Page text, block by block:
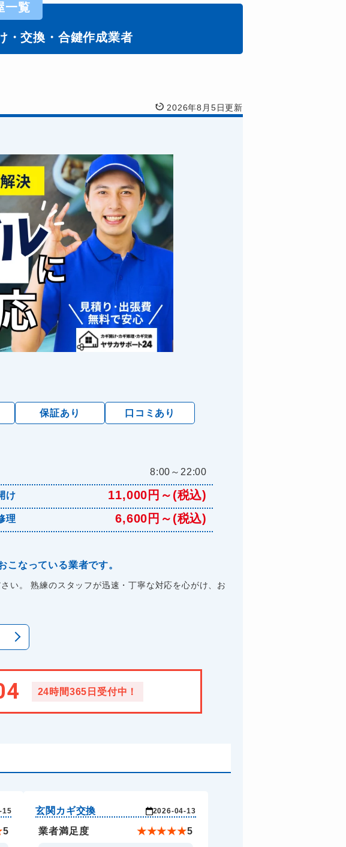
一覧
・交換・合鍵作成業者
2026年8月5日更新
保証あり 口コミあり
8:00～22:00
け 11,000円～(税込)
理 6,600円～(税込)
なっている業者です。
い。 熟練のスタッフが迅速・丁寧な対応を心がけ、お
24時間365日受付中！
15
5
玄関カギ交換 2026-04-13
業者満足度 ★★★★★5